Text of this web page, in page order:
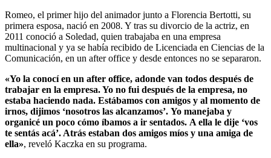
Romeo, el primer hijo del animador junto a Florencia Bertotti, su
primera esposa, nació en 2008. Y tras su divorcio de la actriz, en
2011 conoció a Soledad, quien trabajaba en una empresa
multinacional y ya se había recibido de Licenciada en Ciencias de la
Comunicación, en un after office y desde entonces no se separaron.
«Yo la conocí en un after office, adonde van todos después de
trabajar en la empresa. Yo no fui después de la empresa, no
estaba haciendo nada. Estábamos con amigos y al momento de
irnos, dijimos ‘nosotros las alcanzamos’. Yo manejaba y
organicé un poco cómo íbamos a ir sentados. A ella le dije ‘vos
te sentás acá’. Atrás estaban dos amigos míos y una amiga de
ella», reveló Kaczka en su programa.